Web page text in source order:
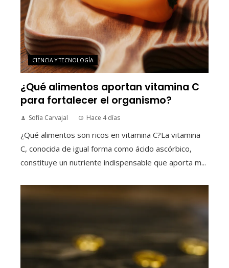
CIENCIA Y TECNOLOGÍA
¿Qué alimentos aportan vitamina C
para fortalecer el organismo?
Sofía Carvajal Hace 4 días
¿Qué alimentos son ricos en vitamina C?La vitamina
C, conocida de igual forma como ácido ascórbico,
constituye un nutriente indispensable que aporta m...